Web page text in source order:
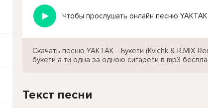
Скачать песню YAKTAK - Букети (Kvlchk & R.MIX
букети а ти одна за одною сигарети в mp3
Текст песни